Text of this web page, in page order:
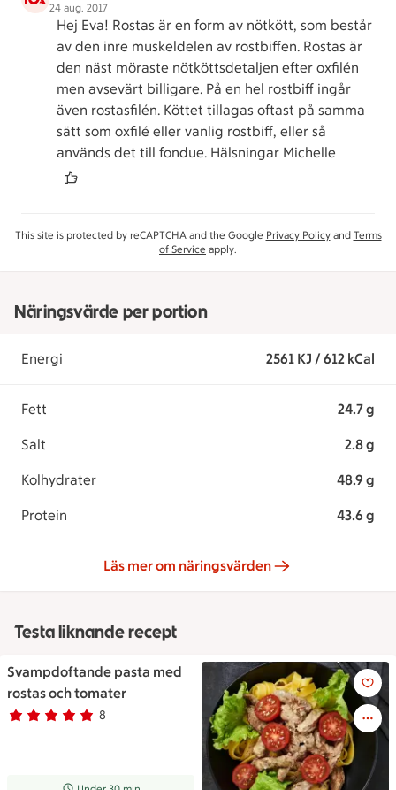
24 aug. 2017
Hej Eva! Rostas är en form av nötkött, som består
av den inre muskeldelen av rostbiffen. Rostas är
den näst möraste nötköttsdetaljen efter oxfilén
men avsevärt billigare. På en hel rostbiff ingår
även rostasfilén. Köttet tillagas oftast på samma
sätt som oxfilé eller vanlig rostbiff, eller så
används det till fondue. Hälsningar Michelle
This site is protected by reCAPTCHA and the Google Privacy Policyand Terms
of Service apply.
Näringsvärde per portion
Energi 2561 KJ / 612 kCal
Fett 24.7 g
Salt 2.8 g
Kolhydrater 48.9 g
Protein 43.6 g
Läs mer om näringsvärden
Testa liknande recept
Svampdoftande pasta med
rostas och tomater
Betyg 4.9 av 5. 8
8 personer har röstat
Svampdoftande pasta med